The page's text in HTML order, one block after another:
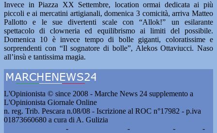
Invece in Piazza XX Settembre, location ormai dedicata ai più
piccoli e ai mercatini artigianali, domenica 3 comicità, arriva Matteo
Pallotto e le sue divertenti scale con “Allok!” un esilarante
spettacolo di clowneria ed equilibrismo ai limiti del possibile.
Domenica 10 è invece tempo di bolle giganti, coloratissime e
sorprendenti con “Il sognatore di bolle”, Alekos Ottaviucci. Naso
all’insù e tantissima magia.
L'Opinionista © since 2008 - Marche News 24 supplemento a
L'Opinionista Giornale Online
n. reg. Trib. Pescara n.08/08 - Iscrizione al ROC n°17982 - p.iva
01873660680 a cura di A. Gulizia
- - -
-